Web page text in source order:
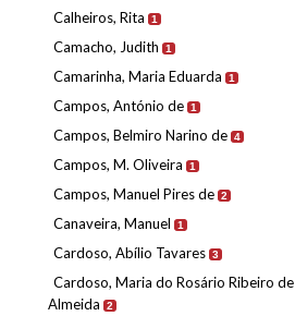
Calheiros, Rita 1
Camacho, Judith 1
Camarinha, Maria Eduarda 1
Campos, António de 1
Campos, Belmiro Narino de 4
Campos, M. Oliveira 1
Campos, Manuel Pires de 2
Canaveira, Manuel 1
Cardoso, Abílio Tavares 3
Cardoso, Maria do Rosário Ribeiro de
Almeida
2